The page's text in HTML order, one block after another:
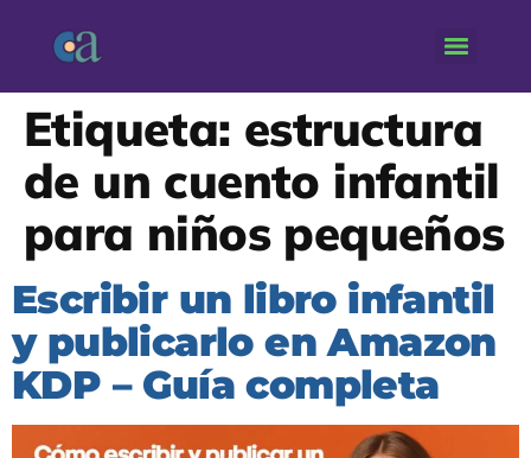
Etiqueta: estructura
de un cuento infantil
para niños pequeños
Escribir un libro infantil
y publicarlo en Amazon
KDP – Guía completa